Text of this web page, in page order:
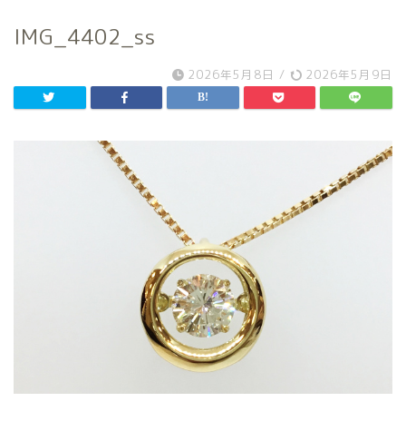
IMG_4402_ss
2026年5月8日 / 2026年5月9日